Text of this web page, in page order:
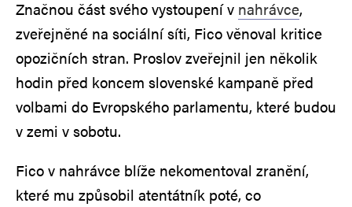
Značnou část svého vystoupení v nahrávce,
zveřejněné na sociální síti, Fico věnoval kritice
opozičních stran. Proslov zveřejnil jen několik
hodin před koncem slovenské kampaně před
volbami do Evropského parlamentu, které budou
v zemi v sobotu.
Fico v nahrávce blíže nekomentoval zranění,
které mu způsobil atentátník poté, co